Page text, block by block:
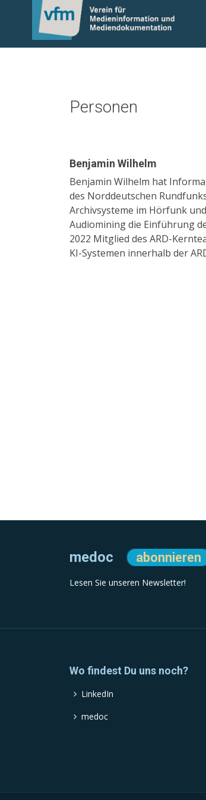
Personen
Benjamin Wilhelm
Benjamin Wilhelm hat
des Norddeutschen
Archivsysteme im Hörfunk
Audiomining die Einführung
2022 Mitglied des ARD-
KI-Systemen innerhalb der
medoc abonnieren
Lesen Sie unseren Newsletter!
Wo findest Du uns noch?
LinkedIn
medoc